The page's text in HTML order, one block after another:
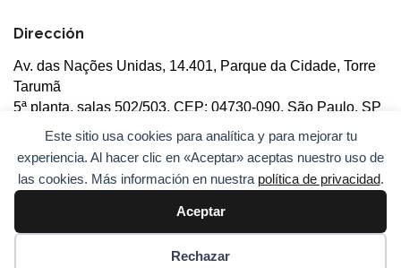
Este sitio usa cookies para analítica y para mejorar tu
experiencia. Al hacer clic en «Aceptar» aceptas nuestro uso de
las cookies. Más información en nuestra política de privacidad.
Aceptar
Rechazar
Dirección
Av. das Nações Unidas, 14.401, Parque da Cidade, Torre
Tarumã
5ª planta, salas 502/503, CEP: 04730-090, São Paulo, SP
© 2026ANBC.Todos los derechos reservados.Mapa del